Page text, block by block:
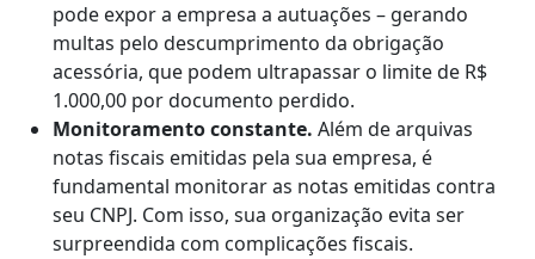
pode expor a empresa a autuações – gerando
multas pelo descumprimento da obrigação
acessória, que podem ultrapassar o limite de R$
1.000,00 por documento perdido.
Monitoramento constante. Além de arquivas
notas fiscais emitidas pela sua empresa, é
fundamental monitorar as notas emitidas contra
seu CNPJ. Com isso, sua organização evita ser
surpreendida com complicações fiscais.